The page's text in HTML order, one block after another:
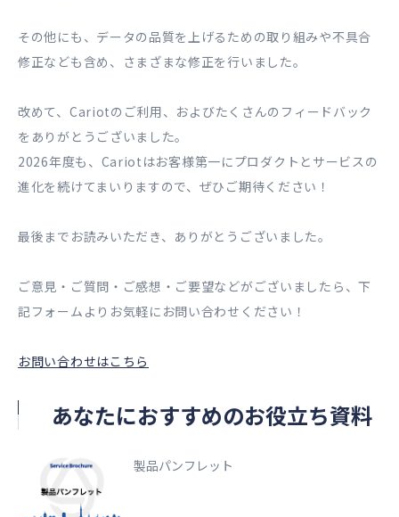
その他にも、データの品質を上げるための取り組みや不具合
修正なども含め、さまざまな修正を行いました。
改めて、Cariotのご利用、およびたくさんのフィードバック
をありがとうございました。
2026年度も、Cariotはお客様第一にプロダクトとサービスの
進化を続けてまいりますので、ぜひご期待ください！
最後までお読みいただき、ありがとうございました。
ご意見・ご質問・ご感想・ご要望などがございましたら、下
記フォームよりお気軽にお問い合わせください！
お問い合わせはこちら
あなたにおすすめのお役立ち資料
製品パンフレット